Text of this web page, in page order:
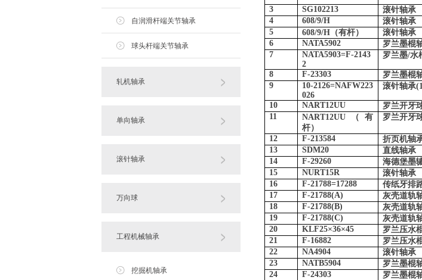
自润滑杆端关节轴承
球头杆端关节轴承
轧机轴承
单向轴承
滚针轴承
万向球
工程机械轴承
挖掘机轴承
3
SG102213 滚针轴承
4
608/9/H 滚针轴承
5
608/9/H（有杆） 滚针轴承
6
NATA5902 罗兰墨棍
7
NATA5903=F-2143
2
罗兰墨/水
8 F-23303 罗兰墨棍
9
10-2126=NAFW223
026
滚针轴承
10 NART12UU 罗兰开牙
11
NART12UU（有
杆）
罗兰开牙
12 F-213584 折页机轴
13
SDM20 直线轴承
14
F-29260 海德堡墨
15
NURT15R 滚针轴承
16
F-21788=17288 传纸牙排
17
F-21788(A) 灰壳道轨
18
F-21788(B) 灰壳道轨
19
F-21788(C) 灰壳道轨
20
KLF25×36×45 罗兰压水
21
F-16882 罗兰压水
22
NA4904 滚针轴承
23
NATB5904 罗兰墨棍
24
F-24303 罗兰墨棍